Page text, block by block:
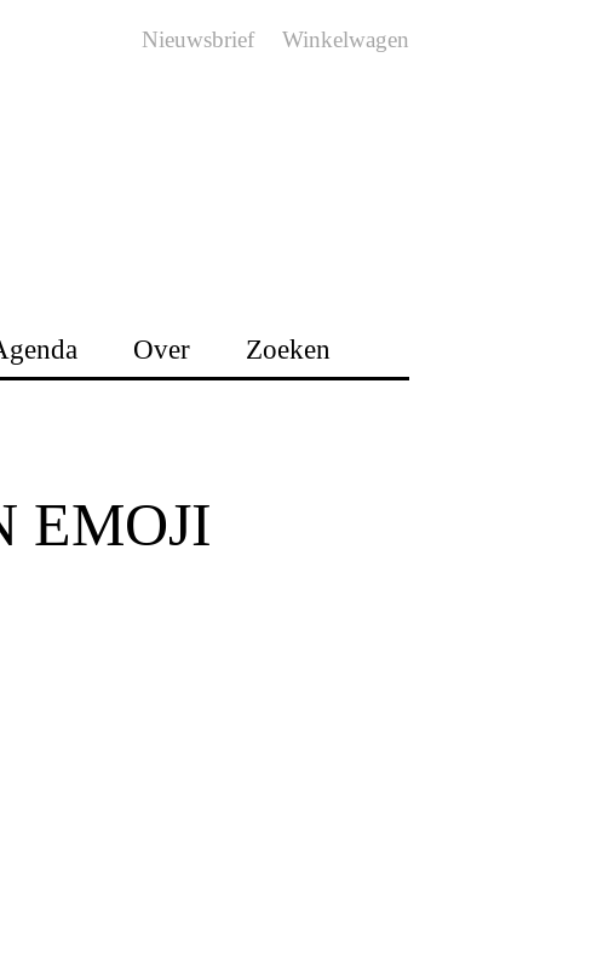
Nieuwsbrief Winkelwagen
Over Zoeken
EMOJI